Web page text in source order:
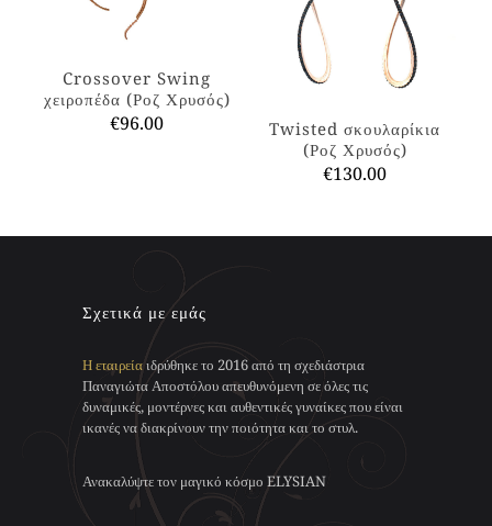
Οι
να
επιλεγούν
στη
επιλογές
μπορούν
σελίδα
του
προϊόντος
Crossover Swing
χειροπέδα (Ροζ Χρυσός)
€96.00
πολλαπλές
επιλογές
μπορούν
επιλεγούν
στη
σελίδα
του
προϊόντος
Twisted σκουλαρίκια
(Ροζ Χρυσός)
€130.00
προϊόν
μπορούν
να
επιλεγούν
στη
Σχετικά με εμάς
Η εταιρείαιδρύθηκε το 2016 από τη σχεδιάστρια
Παναγιώτα Αποστόλου απευθυνόμενη σε όλες τις
δυναμικές, μοντέρνες και αυθεντικές γυναίκες που είναι
ικανές να διακρίνουν την ποιότητα και το στυλ.
Ανακαλύψτε τον μαγικό κόσμο ELYSIAN